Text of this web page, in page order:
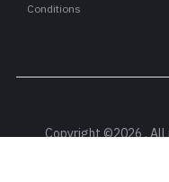
Conditions
Copyright ©2026 . All